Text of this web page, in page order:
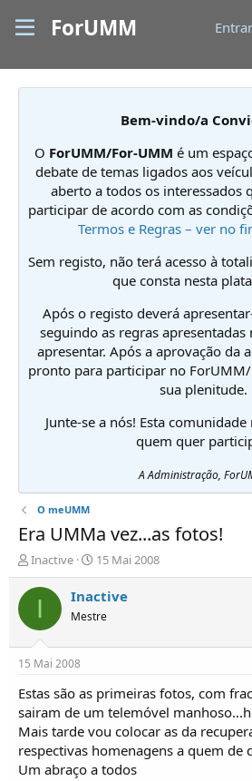
ForUMM Entrar
Bem-vindo/a
O ForUMM/For-UMM é um
debate de temas ligados aos
aberto a todos os interessados
participar de acordo com as
Termos e Regras – ver no
Sem registo, não terá acesso à
que consta nesta
Após o registo deverá
seguindo as regras
apresentar. Após a aprovação da
pronto para participar no
sua plenitude.
Junte-se a nós! Esta
quem quer
A Administração,
O meUMM
Era UMMa vez...as fotos!
I
n
i
i
d
o
r
d
e
T
ó
p
Inactive
D
a
t
d
í
c
i
o
15 Mai 2008
I Inactive
Mestre
15 Mai 2008
Estas são as primeiras fotos, com
sairam de um telemóvel
Mais tarde vou colocar as da
respectivas homenagens a quem de
Um abraço a todos